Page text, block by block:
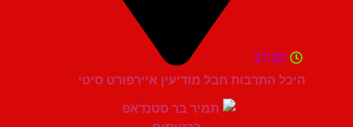
היכל התרבות חבל מודיעין איירפורט סיטי
21:30